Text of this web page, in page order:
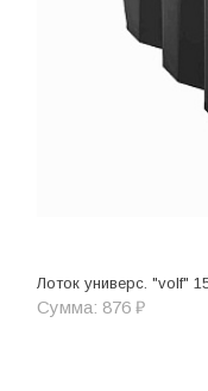
Лоток универс. "volf"
Сумма: 876 ₽